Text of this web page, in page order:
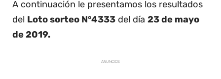
A continuación le presentamos los resultados
del Loto sorteo N°4333 del día 23 de mayo
de 2019.
ANUNCIOS